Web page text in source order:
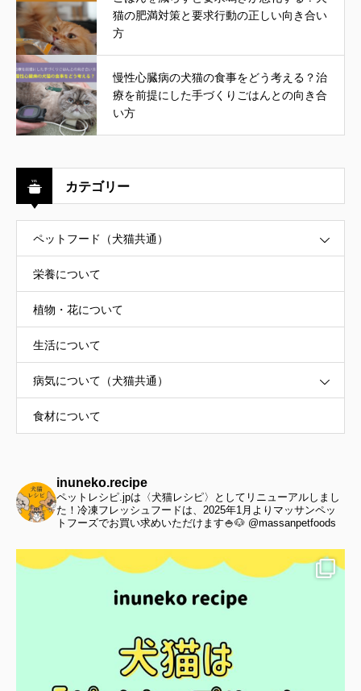
猫の肥満対策と要求行動の正しい向き合い
方
慢性心臓病の犬猫の食事をどう考える？治
療を前提にした手づくりごはんとの向き合
い方
カテゴリー
ペットフード（犬猫共通）
栄養について
植物・花について
生活について
病気について（犬猫共通）
食材について
inuneko.recipe
ペットレシピ.jpは〈犬猫レシピ〉としてリニューアルしまし
た！冷凍フレッシュフードは、2025年1月よりマッサンペッ
トフーズでお買い求めいただけます🍚🐶 @massanpetfoods